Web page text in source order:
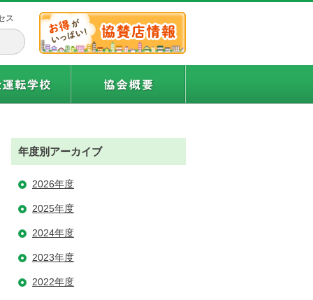
ス
年度別アーカイブ
2026年度
2025年度
2024年度
2023年度
2022年度